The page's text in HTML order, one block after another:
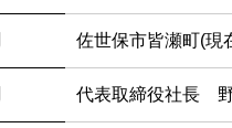
佐世保市皆瀬町(現
代表取締役社長